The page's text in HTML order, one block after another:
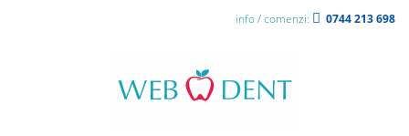
info / comenzi: 0744 213 698